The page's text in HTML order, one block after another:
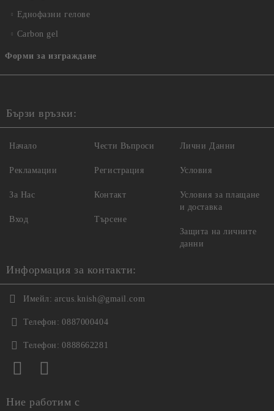
Еднофазни гелове
Carbon gel
Форми за изграждане
Бързи връзки:
Начало
Рекламации
За Нас
Вход
Чести Въпроси
Регистрация
Контакт
Търсене
Лични Данни
Условия
Условия за плащане
и доставка
Защита на личните
данни
Информация за контакти:
Имейл: arcus.knish@gmail.com
Телефон: 0887000404
Телефон: 0888662281
Ние работим с